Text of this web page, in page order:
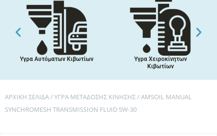
Υγρα Αυτόματων Κιβωτίων
Υγρα Χειροκίνητων
Κιβωτίων
ΑΡΧΙΚΉ ΣΕΛΊΔΑ/ΥΓΡΆ ΜΕΤΆΔΟΣΗΣ ΚΊΝΗΣΗΣ/ AMSOIL MANUAL
SYNCHROMESH TRANSMISSION FLUID 5W-30